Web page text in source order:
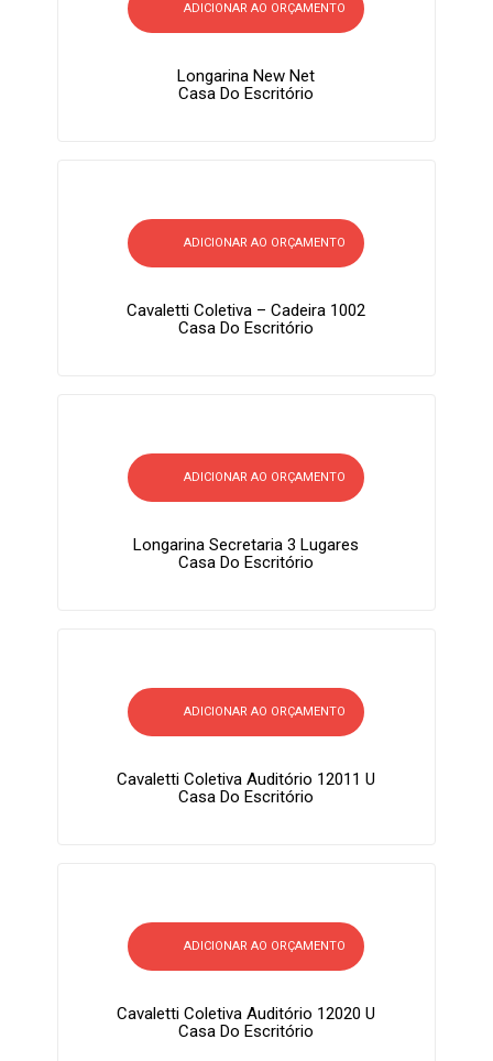
ADICIONAR AO ORÇAMENTO
Longarina New Net
Casa Do Escritório
ADICIONAR AO ORÇAMENTO
Cavaletti Coletiva – Cadeira 1002
Casa Do Escritório
ADICIONAR AO ORÇAMENTO
Longarina Secretaria 3 Lugares
Casa Do Escritório
ADICIONAR AO ORÇAMENTO
Cavaletti Coletiva Auditório 12011 U
Casa Do Escritório
ADICIONAR AO ORÇAMENTO
Cavaletti Coletiva Auditório 12020 U
Casa Do Escritório